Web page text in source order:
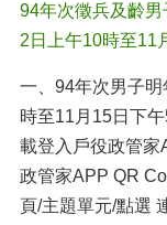
94年次徵兵及齡
2日上午10時至11
一、94年次男子
時至11月15日下
載登入戶役政管家
政管家APP QR
頁/主題單元/點選